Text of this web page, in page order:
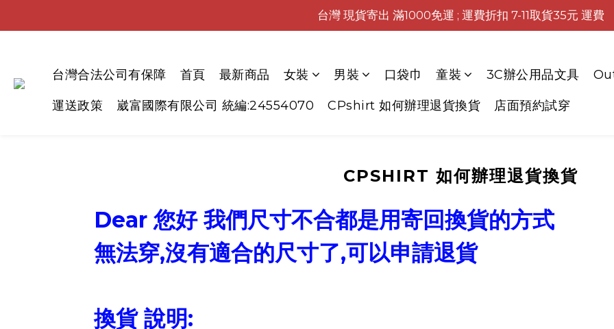
台灣 現貨寄出 滿1000免運 ; 運費折扣 7-11取貨35元 運費
台灣合法公司有保障 首頁 最新商品 女裝 男裝 口袋巾 童裝 3C辦公用品文具
運送政策 崴富國際有限公司 統編:24554070 CPshirt 如何辦理退貨換貨 店面預約試穿
CPSHIRT 如何辦理退貨換貨
Dear 您好 我們尺寸不合都是用寄回換貨的方式
無法穿,沒有適合的尺寸了,可以申請退貨
換貨 說明: